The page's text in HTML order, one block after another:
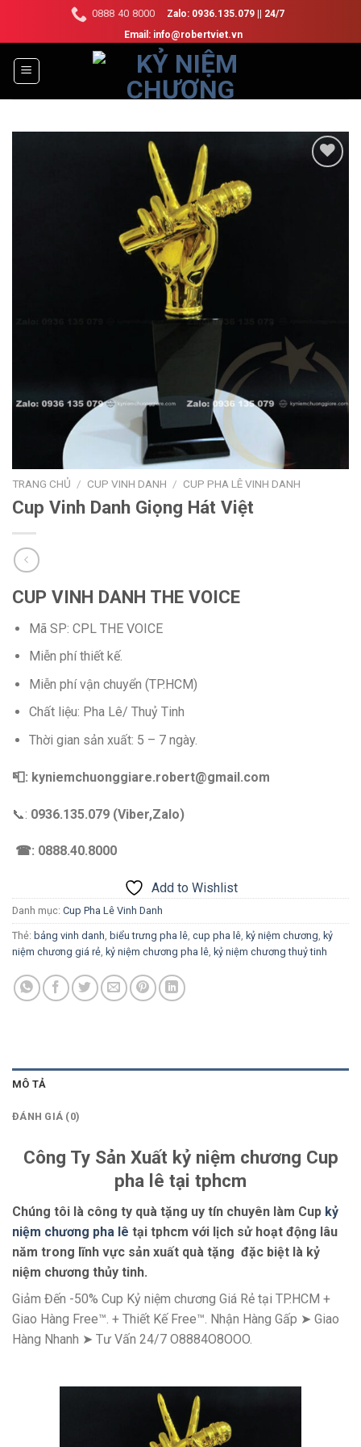
0888 40 8000
Zalo: 0936.135.079 || 24/7
Email: info@robertviet.vn
TRANG CHỦ / CUP VINH DANH / CUP PHA LÊ VINH DANH
Cup Vinh Danh Giọng Hát Việt
CUP VINH DANH THE VOICE
Mã SP: CPL THE VOICE
Miễn phí thiết kế.
Miễn phí vận chuyển (TP.HCM)
Chất liệu: Pha Lê/ Thuỷ Tinh
Thời gian sản xuất: 5 – 7 ngày.
📮: kyniemchuonggiare.robert@gmail.com
📞: 0936.135.079 (Viber,Zalo)
☎: 0888.40.8000
Add to Wishlist
Danh mục: Cup Pha Lê Vinh Danh
Thẻ: bảng vinh danh, biểu trưng pha lê, cup pha lê, kỷ niệm chương, kỷ
niệm chương giá rẻ, kỷ niệm chương pha lê, kỷ niệm chương thuỷ tinh
MÔ TẢ
ĐÁNH GIÁ (0)
Công Ty Sản Xuất kỷ niệm chương Cup
pha lê tại tphcm
Chúng tôi là công ty quà tặng uy tín chuyên làm Cup kỷ
niệm chương pha lê tại tphcm với lịch sử hoạt động lâu
năm trong lĩnh vực sản xuất quà tặng đặc biệt là kỷ
niệm chương thủy tinh.
Giảm Đến -50% Cup Kỷ niệm chương Giá Rẻ tại TP.HCM +
Giao Hàng Free™. + Thiết Kế Free™. Nhận Hàng Gấp ➤ Giao
Hàng Nhanh ➤ Tư Vấn 24/7 O8884O8OOO.